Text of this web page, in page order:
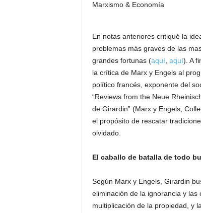
Marxismo & Economía
En notas anteriores critiqué la
problemas más graves de las
grandes fortunas (aquí, aquí). A
la crítica de Marx y Engels al
político francés, exponente del
“Reviews from the Neue
de Girardin” (Marx y Engels,
el propósito de rescatar
olvidado.
El caballo de batalla de todo
Según Marx y Engels, Girardin
eliminación de la ignorancia y
multiplicación de la propiedad, y